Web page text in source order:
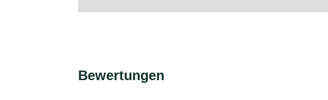
Bewertungen